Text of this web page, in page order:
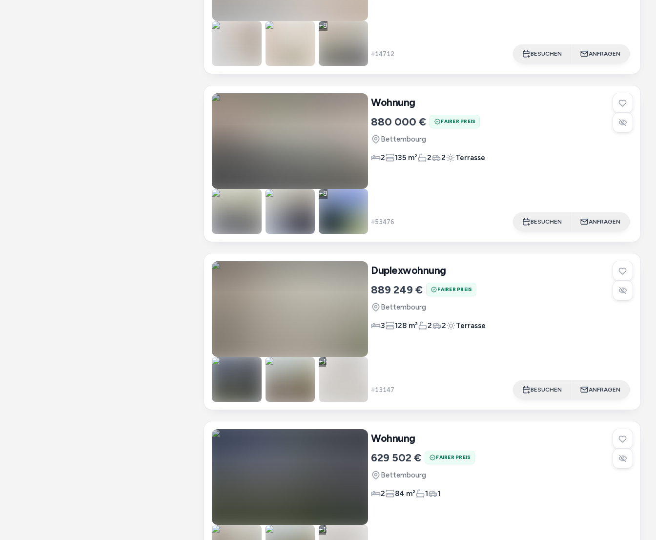
+8
#14712 BESUCHEN ANFRAGEN
+8
Wohnung
880 000 € FAIRER PREIS
Bettembourg
2 135 m² 2 2 Terrasse
#53476 BESUCHEN ANFRAGEN
+1
Duplexwohnung
889 249 € FAIRER PREIS
Bettembourg
3 128 m² 2 2 Terrasse
#13147 BESUCHEN ANFRAGEN
+1
Wohnung
629 502 € FAIRER PREIS
Bettembourg
2 84 m² 1 1